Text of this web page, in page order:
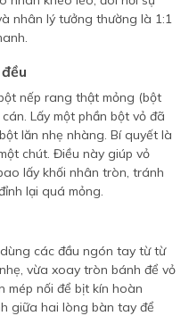
nhân lý tưởng thường là 1:1
nếp rang thật mỏng (bột
Lấy một phần bột vỏ đã
lăn nhẹ nhàng. Bí quyết là
chút. Điều này giúp vỏ
lấy khối nhân tròn, tránh
lại quá mỏng.
các đầu ngón tay từ từ
vừa xoay tròn bánh để vỏ
mép nối để bịt kín hoàn
giữa hai lòng bàn tay để